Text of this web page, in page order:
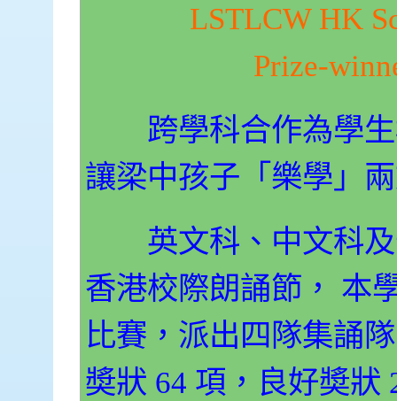
LSTLCW HK
Prize-
跨學科合作為學生
讓梁中孩子「樂學」
英文科、中文科及
香港校際朗誦節， 本
比賽，派出四隊集誦
奬狀 64 項，良好奬狀